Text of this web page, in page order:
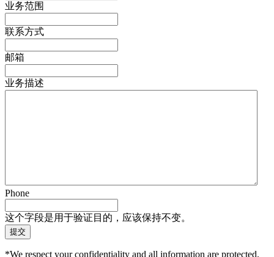
业务范围
联系方式
邮箱
业务描述
Phone
这个字段是用于验证目的，应该保持不变。
*We respect your confidentiality and all information are protected.